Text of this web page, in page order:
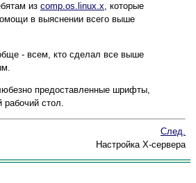
из comp.os.linux.x, которые
в выяснении всего выше
- всем, кто сделал все выше
предоставленные шрифты,
рабочий стол.
След.
Настройка X-сервера